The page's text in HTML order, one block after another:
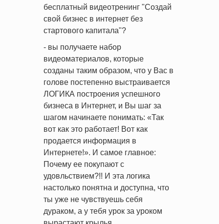
бесплатный видеотренинг "Создай
свой бизнес в интернет без
стартового капитала"?
- вы получаете набор
видеоматериалов, которые
созданы таким образом, что у Вас в
голове постепенно выстраивается
ЛОГИКА построения успешного
бизнеса в Интернет, и Вы шаг за
шагом начинаете понимать: «Так
вот как это работает! Вот как
продается информация в
Интернете!». И самое главное:
Почему ее покупают с
удовльствием?!! И эта логика
настолько понятна и доступна, что
ты уже не чувствуешь себя
дураком, а у тебя урок за уроком